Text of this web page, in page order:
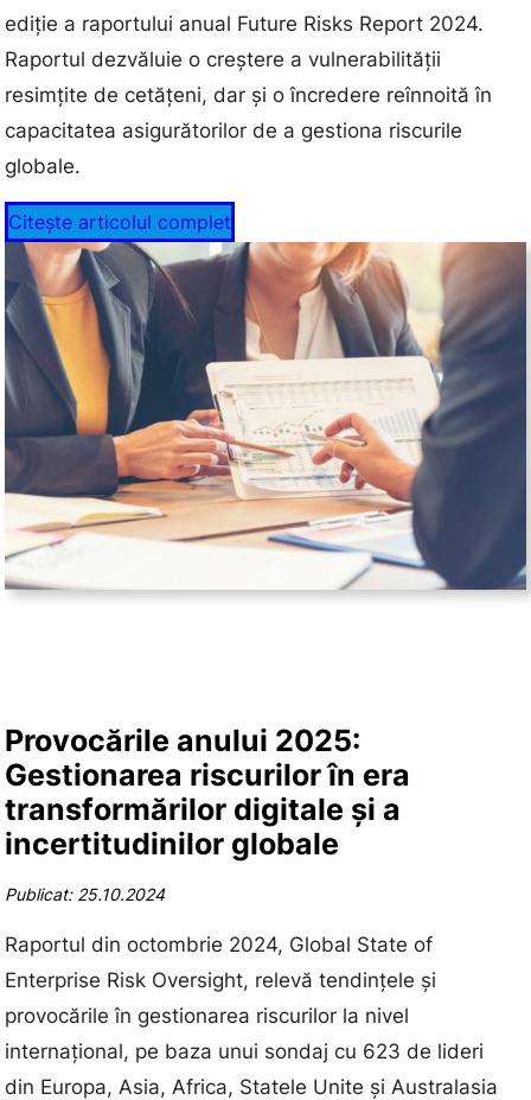
ediție a raportului anual Future Risks Report 2024.
Raportul dezvăluie o creștere a vulnerabilității
resimțite de cetățeni, dar și o încredere reînnoită în
capacitatea asigurătorilor de a gestiona riscurile
globale.
Citește articolul complet
Provocările anului 2025:
Gestionarea riscurilor în era
transformărilor digitale și a
incertitudinilor globale
Publicat: 25.10.2024
Raportul din octombrie 2024, Global State of
Enterprise Risk Oversight, relevă tendințele și
provocările în gestionarea riscurilor la nivel
internațional, pe baza unui sondaj cu 623 de lideri
din Europa, Asia, Africa, Statele Unite și Australasia